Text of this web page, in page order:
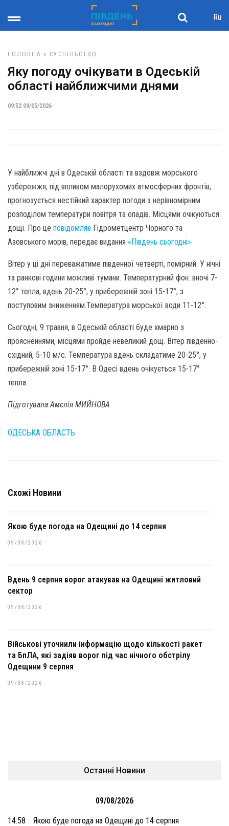
Ru
ГОЛОВНА » СУСПІЛЬСТВО
Яку погоду очікувати в Одеській
області найближчими днями
09:52 09/05/2026
У найближчі дні в Одеській області та вздовж морського
узбережжя, під впливом малорухомих атмосферних фронтів,
прогнозується нестійкий характер погоди з нерівномірним
розподілом температури повітря та опадів. Місцями очікуються
дощі. Про це повідомляє Гідрометцентр Чорного та
Азовського морів, передає видання «Південь сьогодні».
Вітер у ці дні переважатиме південної четверті, помірний. У нічні
та ранкові години можливі тумани. Температурний фон: вночі 7-
12° тепла, вдень 20-25°, у прибережній зоні 15-17°, з
поступовим зниженням.Температура морської води 11-12°.
Сьогодні, 9 травня, в Одеській області буде хмарно з
проясненнями, місцями пройде невеликий дощ. Вітер південно-
східний, 5-10 м/с. Температура вдень складатиме 20-25°, у
прибережній зоні 15-17°. В Одесі вдень очікується 15-17°
тепла.
Підготувала Амєлія МИЙНОВА
ОДЕСЬКА ОБЛАСТЬ
Схожі Новини
Якою буде погода на Одещині до 14 серпня
09/08/2026
Вдень 9 серпня ворог атакував на Одещині житловий
сектор
09/08/2026
Військові уточнили інформацію щодо кількості ракет
та БпЛА, які задіяв ворог під час нічного обстрілу
Одещини 9 серпня
09/08/2026
Останні Новини
09/08/2026
14:58 Якою буде погода на Одещині до 14 серпня